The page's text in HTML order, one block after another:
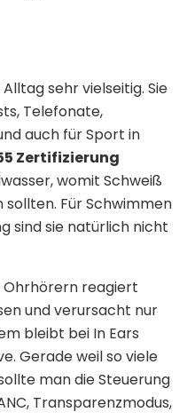
sehr vielseitig. Sie
Telefonate,
auch für Sport in
Zertifizierung
womit Schweiß
sollten. Für Schwimmen
sind sie natürlich nicht
Ohrhörern reagiert
und verursacht nur
bleibt bei In Ears
Gerade weil so viele
man die Steuerung
Transparenzmodus,